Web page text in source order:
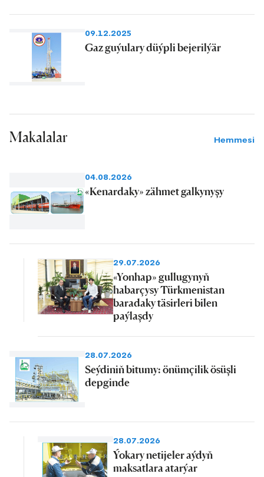
09.12.2025
Gaz guýulary düýpli bejerilýär
Makalalar Hemmesi
04.08.2026
«Kenardaky» zähmet galkynyşy
29.07.2026
«Yonhap» gullugynyň
habarçysy Türkmenistan
baradaky täsirleri bilen
paýlaşdy
28.07.2026
Seýdiniň bitumy: önümçilik ösüşli
depginde
28.07.2026
Ýokary netijeler aýdyň
maksatlara atarýar